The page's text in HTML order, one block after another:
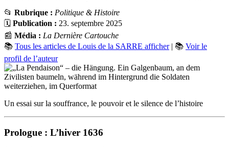
📂 Rubrique : Politique & Histoire
🗓️ Publication : 23. septembre 2025
📰 Média : La Dernière Cartouche
📚 Tous les articles de Louis de la SARRE afficher| 📚 Voir le
profil de l’auteur
Un essai sur la souffrance, le pouvoir et le silence de l’histoire
Prologue : L’hiver 1636